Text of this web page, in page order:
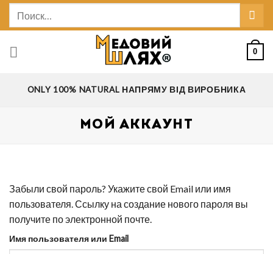
Skip
0
ONLY 100% NATURAL НАПРЯМУ ВІД ВИРОБНИКА
МОЙ АККАУНТ
Забыли свой пароль? Укажите свой Email или имя
пользователя. Ссылку на создание нового пароля вы
получите по электронной почте.
Имя пользователя или Email